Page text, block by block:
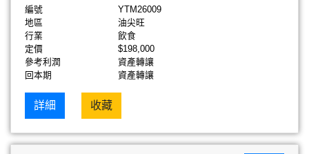
編號
YTM26009
地區
油尖旺
行業
飲食
定價
$198,000
參考利潤
資產轉讓
回本期
資產轉讓
詳細 收藏